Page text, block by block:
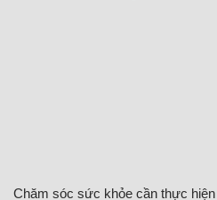
Chăm sóc sức khỏe cần thực hiện